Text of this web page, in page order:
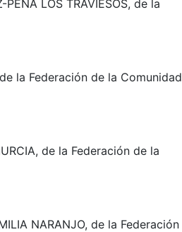
PEÑA LOS TRAVIESOS, de la
la Federación de la Comunidad
de la Federación de la
NARANJO, de la Federación